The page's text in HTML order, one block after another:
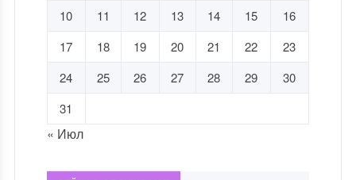
10 11 12 13 14 15
16
17
18 19 20 21 22
23
24
25 26 27 28 29
30
31
« Июл